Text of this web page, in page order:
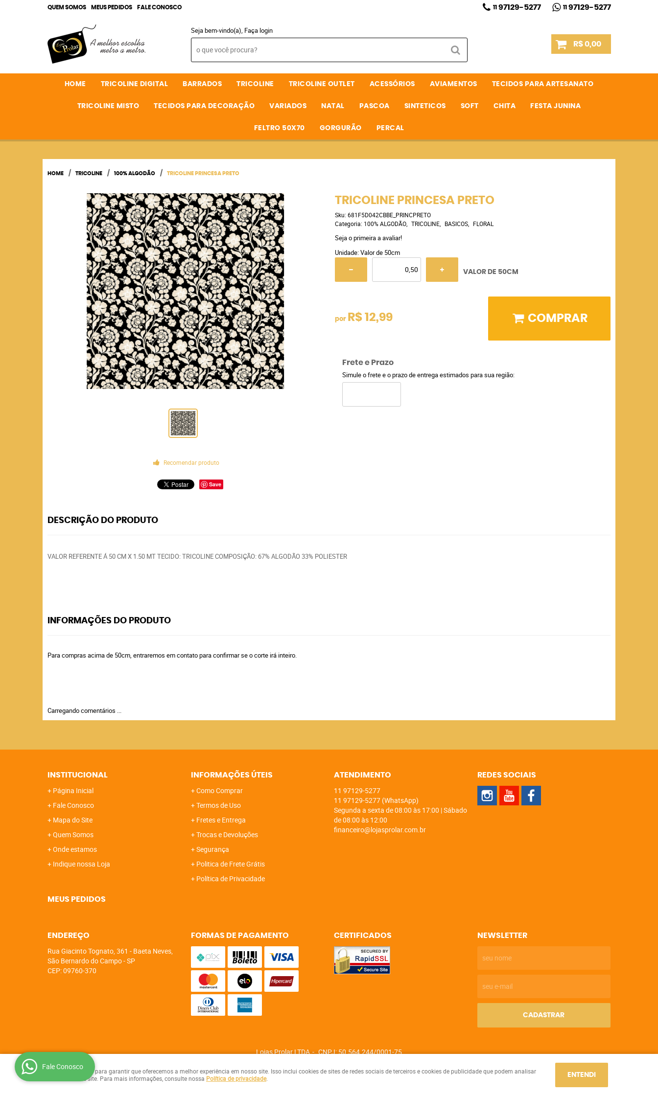
QUEM SOMOS MEUS PEDIDOS FALE CONOSCO 1197129-5277 1197129-5277
Seja bem-vindo(a), Faça login
R$ 0,00
HOME TRICOLINE DIGITAL BARRADOS TRICOLINE TRICOLINE OUTLET ACESSÓRIOS AVIAMENTOS TECIDOS PARA ARTESANATO
TRICOLINE MISTO TECIDOS PARA DECORAÇÃO VARIADOS NATAL PASCOA SINTETICOS SOFT CHITA FESTA JUNINA
FELTRO 50X70 GORGURÃO PERCAL
HOME TRICOLINE 100% ALGODÃO TRICOLINE PRINCESA PRETO
Recomendar produto
Save
TRICOLINE PRINCESA PRETO
Sku: 681F5D042CBBE_PRINCPRETO
Categoria: 100% ALGODÃO TRICOLINE BASICOS FLORAL
Seja o primeira a avaliar!
Unidade: Valor de 50cm
VALOR DE 50CM
por R$ 12,99 COMPRAR
Frete e Prazo
Simule o frete e o prazo de entrega estimados para sua região:
DESCRIÇÃO DO PRODUTO
VALOR REFERENTE Á 50 CM X 1.50 MT TECIDO: TRICOLINE COMPOSIÇÃO: 67% ALGODÃO 33% POLIESTER
INFORMAÇÕES DO PRODUTO
Para compras acima de 50cm, entraremos em contato para confirmar se o corte irá inteiro.
Carregando comentários ...
INSTITUCIONAL
Página Inicial
Fale Conosco
Mapa do Site
Quem Somos
Onde estamos
Indique nossa Loja
INFORMAÇÕES ÚTEIS
Como Comprar
Termos de Uso
Fretes e Entrega
Trocas e Devoluções
Segurança
Politica de Frete Grátis
Política de Privacidade
MEUS PEDIDOS
ATENDIMENTO
11 97129-5277
11 97129-5277 (WhatsApp)
Segunda a sexta de 08:00 às 17:00 | Sábado
de 08:00 às 12:00
financeiro@lojasprolar.com.br
REDES SOCIAIS
ENDEREÇO
Rua Giacinto Tognato, 361 - Baeta Neves,
São Bernardo do Campo-SP
CEP: 09760-370
FORMAS DE PAGAMENTO CERTIFICADOS NEWSLETTER
CADASTRAR
Lojas Prolar LTDA CNPJ: 50.564.244/0001-75
LOJA VIRTUAL CRIADA POR
Usamos cookies para garantir que oferecemos a melhor experiência em nosso site. Isso inclui cookies de sites de redes sociais de terceiros e cookies de publicidade que podem analisar
seu uso deste site. Para mais informações, consulte nossa Política de privacidade. ENTENDI
Fale Conosco